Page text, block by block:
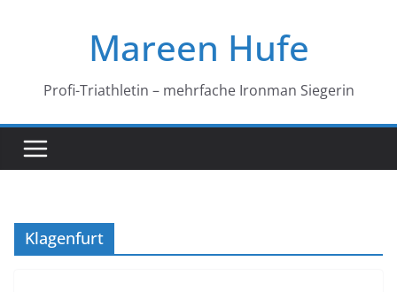
Mareen Hufe
Profi-Triathletin – mehrfache Ironman Siegerin
Klagenfurt